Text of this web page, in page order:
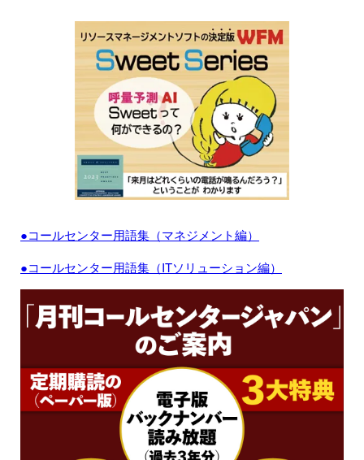
●コールセンター用語集（マネジメント編）
●コールセンター用語集（ITソリューション編）